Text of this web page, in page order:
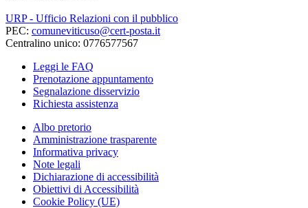
URP - Ufficio Relazioni con il pubblico
PEC: comuneviticuso@cert-posta.it
Centralino unico: 0776577567
Leggi le FAQ
Prenotazione appuntamento
Segnalazione disservizio
Richiesta assistenza
Albo pretorio
Amministrazione trasparente
Informativa privacy
Note legali
Dichiarazione di accessibilità
Obiettivi di Accessibilità
Cookie Policy (UE)